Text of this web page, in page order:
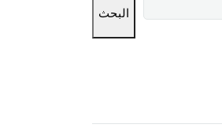
البحث